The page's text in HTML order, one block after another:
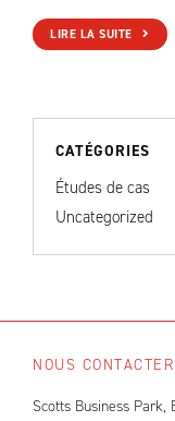
LIRE LA SUITE
CATÉGORIES
Études de cas
Uncategorized
NOUS CONTACTER
Scotts Business Park,